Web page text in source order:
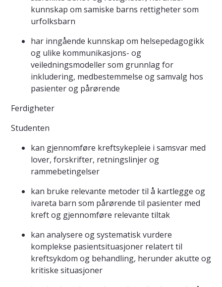
kunnskap om samiske barns rettigheter som
urfolksbarn
har inngående kunnskap om helsepedagogikk
og ulike kommunikasjons- og
veiledningsmodeller som grunnlag for
inkludering, medbestemmelse og samvalg hos
pasienter og pårørende
Ferdigheter
Studenten
kan gjennomføre kreftsykepleie i samsvar med
lover, forskrifter, retningslinjer og
rammebetingelser
kan bruke relevante metoder til å kartlegge og
ivareta barn som pårørende til pasienter med
kreft og gjennomføre relevante tiltak
kan analysere og systematisk vurdere
komplekse pasientsituasjoner relatert til
kreftsykdom og behandling, herunder akutte og
kritiske situasjoner